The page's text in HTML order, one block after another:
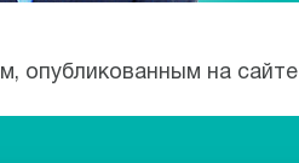
опубликованным на сайте